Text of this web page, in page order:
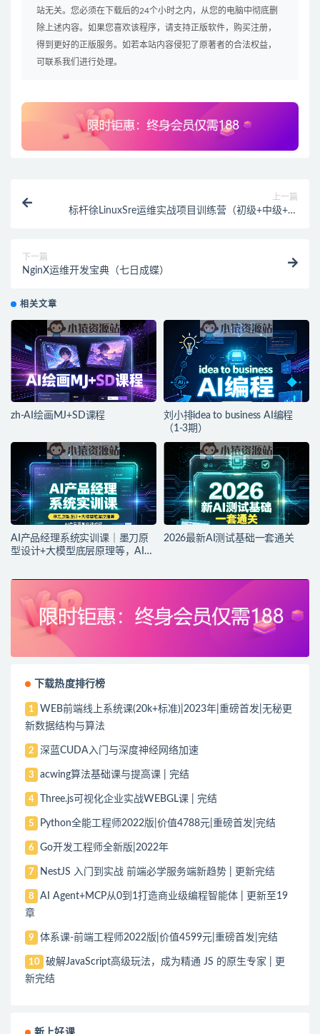
站无关。您必须在下载后的24个小时之内，从您的电脑中彻底删
除上述内容。如果您喜欢该程序，请支持正版软件，购买注册，
得到更好的正版服务。如若本站内容侵犯了原著者的合法权益，
可联系我们进行处理。
上一篇
标杆徐LinuxSre运维实战项目训练营（初级+中级+高
下一篇
NginX运维开发宝典（七日成蝶）
相关文章
zh-AI绘画MJ+SD课程
刘小排idea to business AI编程
（1-3期）
AI产品经理系统实训课｜墨刀原
型设计+大模型底层原理等，AI产
2026最新AI测试基础一套通关
下载热度排行榜
1
WEB前端线上系统课(20k+标准)|2023年|重磅首发|无秘更
新数据结构与算法
2 深蓝CUDA入门与深度神经网络加速
3 acwing算法基础课与提高课 | 完结
4 Three.js可视化企业实战WEBGL课 | 完结
5 Python全能工程师2022版|价值4788元|重磅首发|完结
6 Go开发工程师全新版|2022年
7 NestJS 入门到实战 前端必学服务端新趋势 | 更新完结
8
AI Agent+MCP从0到1打造商业级编程智能体 | 更新至19
章
9 体系课-前端工程师2022版|价值4599元|重磅首发|完结
10
破解JavaScript高级玩法，成为精通 JS 的原生专家 | 更
新完结